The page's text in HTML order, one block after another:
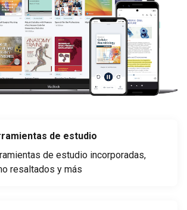
de estudio
de estudio incorporadas,
resaltados y más